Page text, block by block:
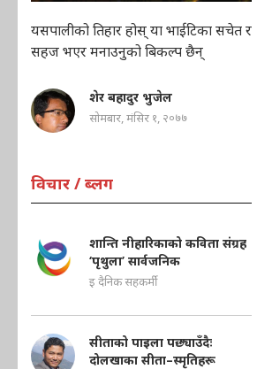
यसपालीको तिहार होस् या भाईटिका सचेत र
सहज भएर मनाउनुको बिकल्प छैन्
शेर बहादुर भुजेल
सोमबार, मंसिर १, २०७७
विचार / ब्लग
शान्ति नीहारिकाको कविता संग्रह
‘पृथुला’ सार्वजनिक
इ दैनिक सहकर्मी
सीताको पाइला पछ्याउँदैः
दोलखाका सीता–स्मृतिहरू